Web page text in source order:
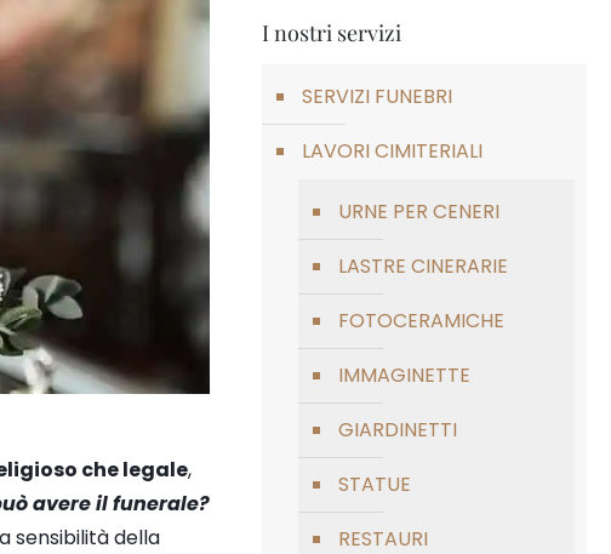
che legale,
avere il funerale?
sensibilità della
I nostri servizi
SERVIZI FUNEBRI
LAVORI CIMITERIALI
URNE PER CENERI
LASTRE CINERARIE
FOTOCERAMICHE
IMMAGINETTE
GIARDINETTI
STATUE
RESTAURI